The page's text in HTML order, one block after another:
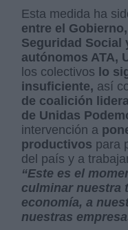
Esta medida ha
entre el
Seguridad Social
autónomos ATA,
los colectivos lo
insuficiente, así
de coalición
de Unidas
intervención a
productivos para
del país y a
“Este es el
culminar nuestra
economía, a
nuestras